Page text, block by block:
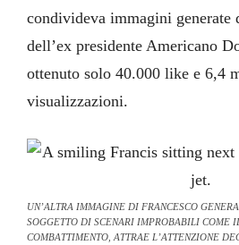
condivideva immagini generate
dell’ex presidente Americano
ottenuto solo 40.000 like e 6,4
visualizzazioni.
UN’ALTRA IMMAGINE DI FRANCESCO
SOGGETTO DI SCENARI IMPROBABILI COME
COMBATTIMENTO, ATTRAE L’ATTENZIONE